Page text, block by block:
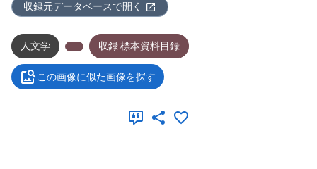
収録元データベースで開く
人文学 収録:標本資料目録
この画像に似た画像を探す